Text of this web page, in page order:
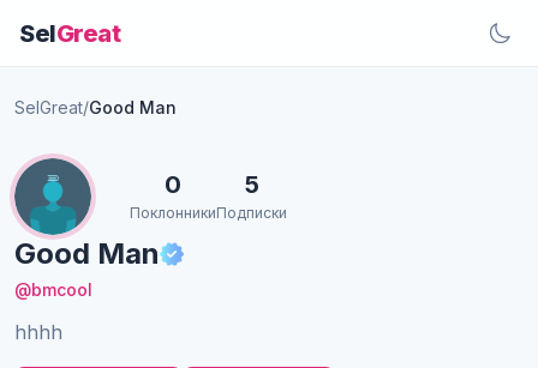
SelGreat
SelGreat/Good Man
Good Man
@bmcool
hhhh
0
Поклонники
5
Подписки